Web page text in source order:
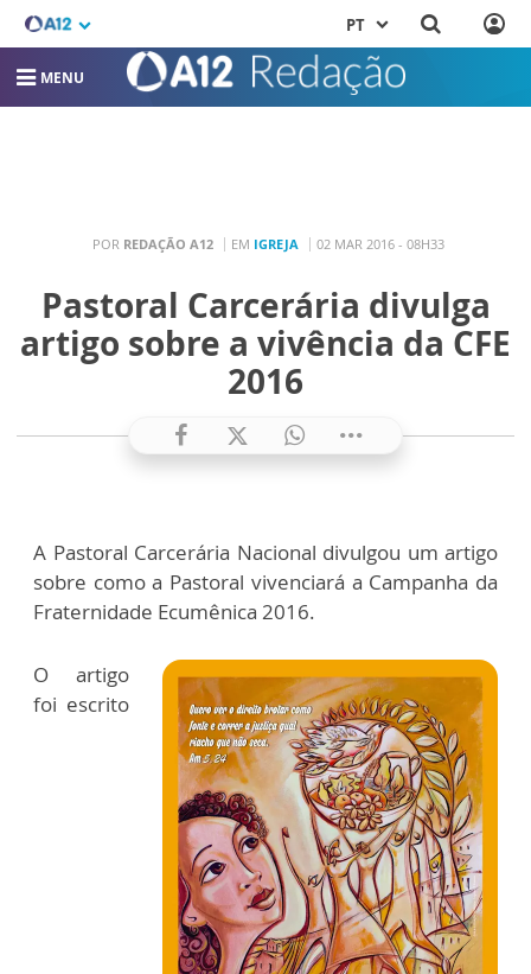
PT
MENU
POR REDAÇÃO A12 EM IGREJA 02 MAR 2016 - 08H33
Pastoral Carcerária divulga
artigo sobre a vivência da CFE
2016
A Pastoral Carcerária Nacional divulgou um artigo
sobre como a Pastoral vivenciará a Campanha da
Fraternidade Ecumênica 2016.
O artigo
foi escrito